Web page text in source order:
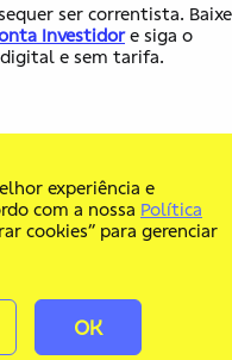
ser correntista. Baixe
Investidore siga o
digital e sem tarifa.
experiência e
com a nossa Política
cookies” para gerenciar
OK